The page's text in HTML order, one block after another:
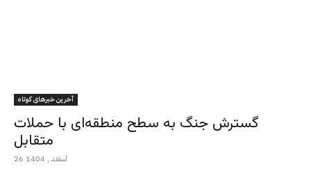
آخرین خبرهای کوتاه
گسترش جنگ به سطح منطقه‌ای با حملات
متقابل
26 اسفند , 1404